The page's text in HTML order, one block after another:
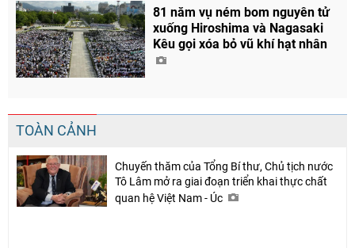
Facebook
81 năm vụ ném bom nguyên tử
xuống Hiroshima và Nagasaki
Kêu gọi xóa bỏ vũ khí hạt nhân
TOÀN CẢNH
Chuyến thăm của Tổng Bí thư, Chủ tịch nước
Tô Lâm mở ra giai đoạn triển khai thực chất
quan hệ Việt Nam - Úc